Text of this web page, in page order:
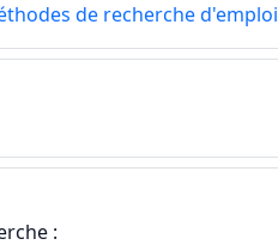
de recherche d'emploi
: